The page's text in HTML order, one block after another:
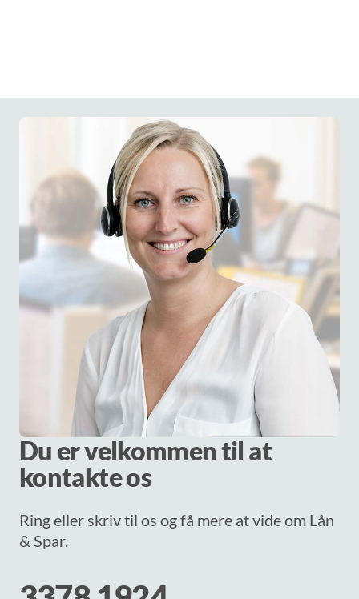
Du er velkommen til at
kontakte os
Ring eller skriv til os og få mere at vide om Lån
& Spar.